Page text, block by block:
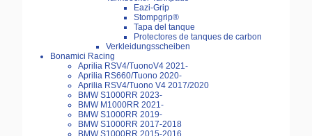
Eazi-Grip
Stompgrip®
Tapa del tanque
Protectores de tanques de carbon
Verkleidungsscheiben
Bonamici Racing
Aprilia RSV4/TuonoV4 2021-
Aprilia RS660/Tuono 2020-
Aprilia RSV4/Tuono V4 2017/2020
BMW S1000RR 2023-
BMW M1000RR 2021-
BMW S1000RR 2019-
BMW S1000RR 2017-2018
BMW S1000RR 2015-2016